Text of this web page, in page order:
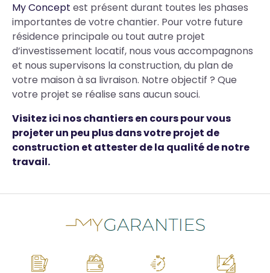
My Concept est présent durant toutes les phases
importantes de votre chantier. Pour votre future
résidence principale ou tout autre projet
d’investissement locatif, nous vous accompagnons
et nous supervisons la construction, du plan de
votre maison à sa livraison. Notre objectif ? Que
votre projet se réalise sans aucun souci.
Visitez ici nos chantiers en cours pour vous
projeter un peu plus dans votre projet de
construction et attester de la qualité de notre
travail.